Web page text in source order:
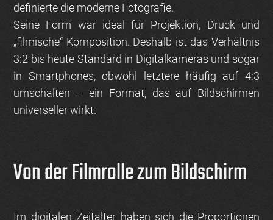
definierte die moderne Fotografie.
Seine Form war ideal für Projektion, Druck und
„filmische“ Komposition. Deshalb ist das Verhältnis
3:2 bis heute Standard in Digitalkameras und sogar
in Smartphones, obwohl letztere häufig auf 4:3
umschalten – ein Format, das auf Bildschirmen
universeller wirkt.
Von der Filmrolle zum Bildschirm
Im digitalen Zeitalter haben sich die Proportionen